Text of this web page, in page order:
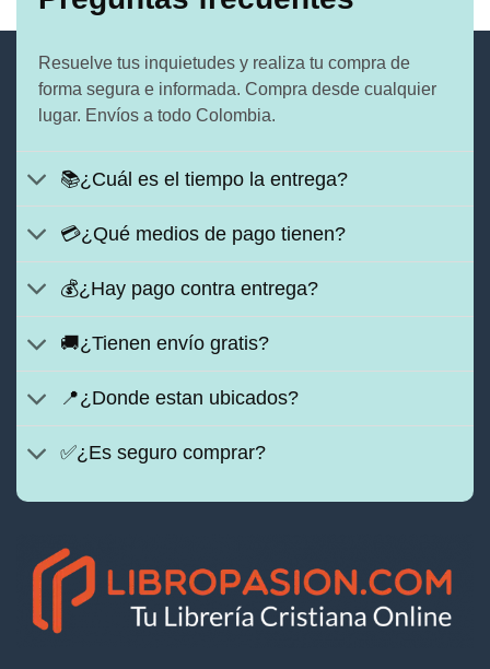
Resuelve tus inquietudes y realiza tu compra de
forma segura e informada. Compra desde cualquier
lugar. Envíos a todo Colombia.
📚¿Cuál es el tiempo la entrega?
💳¿Qué medios de pago tienen?
💰¿Hay pago contra entrega?
🚚¿Tienen envío gratis?
📍¿Donde estan ubicados?
✅¿Es seguro comprar?